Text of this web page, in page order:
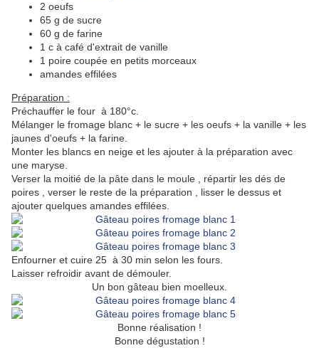
2 oeufs
65 g de sucre
60 g de farine
1 c à café d'extrait de vanille
1 poire coupée en petits morceaux
amandes effilées
Préparation :
Préchauffer le four à 180°c.
Mélanger le fromage blanc + le sucre + les oeufs + la vanille + les
jaunes d'oeufs + la farine.
Monter les blancs en neige et les ajouter à la préparation avec
une maryse.
Verser la moitié de la pâte dans le moule , répartir les dés de
poires , verser le reste de la préparation , lisser le dessus et
ajouter quelques amandes effilées.
Enfourner et cuire 25 à 30 min selon les fours.
Laisser refroidir avant de démouler.
Un bon gâteau bien moelleux.
Bonne réalisation !
Bonne dégustation !